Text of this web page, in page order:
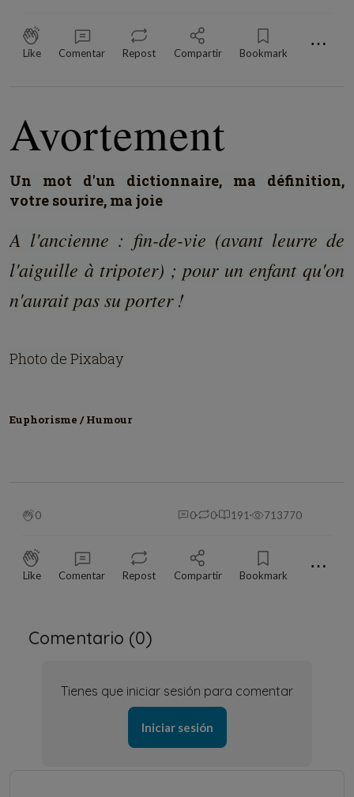
Like Comentar Repost Compartir Bookmark ⋯
Avortement
Un mot d'un dictionnaire, ma définition,
votre sourire, ma joie
A l'ancienne : fin-de-vie (avant leurre de
l'aiguille à tripoter) ; pour un enfant qu'on
n'aurait pas su porter !
Photo de Pixabay
Euphorisme / Humour
0 0 0 191 713770
Like Comentar Repost Compartir Bookmark ⋯
Comentario (0)
Tienes que iniciar sesión para comentar
Iniciar sesión